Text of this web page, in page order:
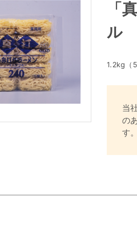
「
ル
1.2kg（
当
の
す。